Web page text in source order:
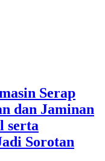
Serap
dan Jaminan
serta
Sorotan